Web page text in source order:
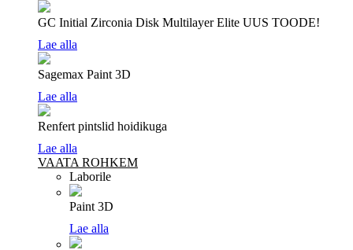
GC Initial Zirconia Disk Multilayer Elite UUS TOODE!
Lae alla
Sagemax Paint 3D
Lae alla
Renfert pintslid hoidikuga
Lae alla
VAATA ROHKEM
Laborile
Paint 3D
Lae alla